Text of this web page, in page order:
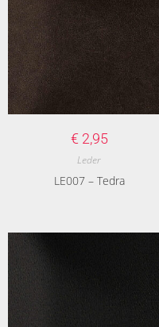
€ 2,95
Leder
LE007 – Tedra